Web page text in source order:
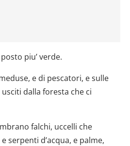
piu’ verde.
e di pescatori, e sulle
dalla foresta che ci
falchi, uccelli che
serpenti d’acqua, e palme,